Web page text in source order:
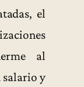
el
al
salario y